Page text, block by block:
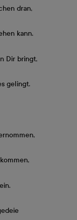
dran,
kann.
Dir bringt,
gelingt.